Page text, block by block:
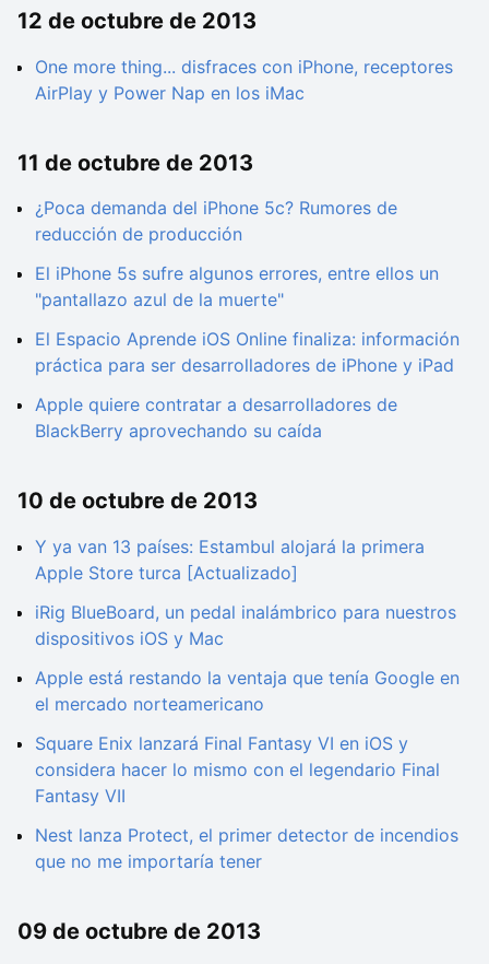
12 de octubre de 2013
One more thing... disfraces con iPhone, receptores
AirPlay y Power Nap en los iMac
11 de octubre de 2013
¿Poca demanda del iPhone 5c? Rumores de
reducción de producción
El iPhone 5s sufre algunos errores, entre ellos un
"pantallazo azul de la muerte"
El Espacio Aprende iOS Online finaliza: información
práctica para ser desarrolladores de iPhone y iPad
Apple quiere contratar a desarrolladores de
BlackBerry aprovechando su caída
10 de octubre de 2013
Y ya van 13 países: Estambul alojará la primera
Apple Store turca [Actualizado]
iRig BlueBoard, un pedal inalámbrico para nuestros
dispositivos iOS y Mac
Apple está restando la ventaja que tenía Google en
el mercado norteamericano
Square Enix lanzará Final Fantasy VI en iOS y
considera hacer lo mismo con el legendario Final
Fantasy VII
Nest lanza Protect, el primer detector de incendios
que no me importaría tener
09 de octubre de 2013